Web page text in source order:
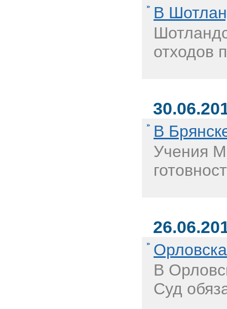
В
отходов
В
Учения
В
Суд